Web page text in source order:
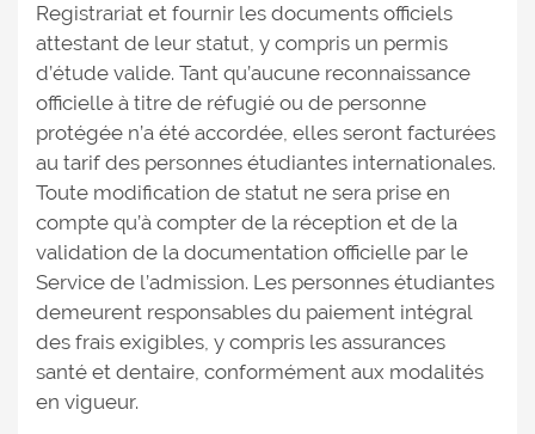
Registrariat et fournir les documents officiels
attestant de leur statut, y compris un permis
d’étude valide. Tant qu’aucune reconnaissance
officielle à titre de réfugié ou de personne
protégée n’a été accordée, elles seront facturées
au tarif des personnes étudiantes internationales.
Toute modification de statut ne sera prise en
compte qu’à compter de la réception et de la
validation de la documentation officielle par le
Service de l’admission. Les personnes étudiantes
demeurent responsables du paiement intégral
des frais exigibles, y compris les assurances
santé et dentaire, conformément aux modalités
en vigueur.